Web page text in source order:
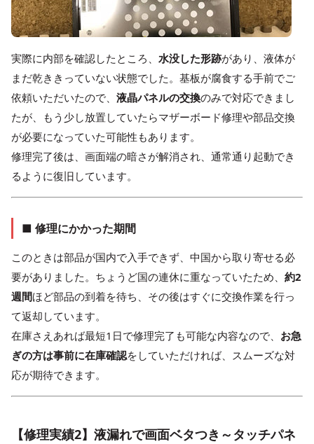
実際に内部を確認したところ、 水没した形跡があり、液体が
まだ乾ききっていない状態でした。基板が腐食する手前でご
依頼いただいたので、 液晶パネルの交換のみで対応できまし
たが、もう少し放置していたらマザーボード修理や部品交換
が必要になっていた可能性もあります。
修理完了後は、画面端の暗さが解消され、通常通り起動でき
るように復旧しています。
■ 修理にかかった期間
このときは部品が国内で入手できず、中国から取り寄せる必
要がありました。ちょうど国の連休に重なっていたため、 約2
週間ほど部品の到着を待ち、その後はすぐに交換作業を行っ
て返却しています。
在庫さえあれば最短1日で修理完了も可能な内容なので、 お急
ぎの方は事前に在庫確認をしていただければ、スムーズな対
応が期待できます。
【修理実績2】液漏れで画面ベタつき～タッチパネ